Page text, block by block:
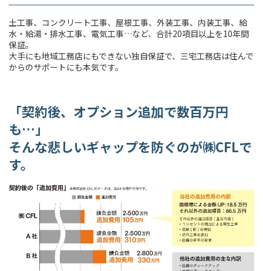
土工事、コンクリート工事、屋根工事、外装工事、内装工事、給
水・給湯・排水工事、電気工事…など、合計20項目以上を10年間
保証。
大手にも地域工務店にもできない独自保証で、三宅工務店は住んで
からのサポートにも本気です。
「契約後、オプション追加で数百万円
も…」
そんな悲しいギャップを防ぐのが㈱CFLで
す。